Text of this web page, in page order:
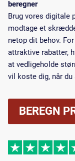
beregner
Brug vores digitale
modtage et
netop dit behov.
attraktive rabatter,
at vedligeholde
vil koste dig, når du
BEREGN